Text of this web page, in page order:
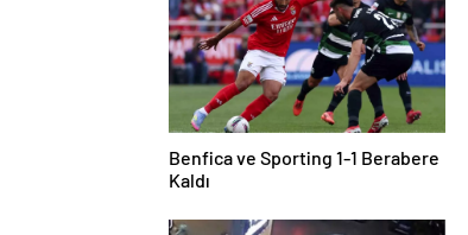
Benfica ve Sporting 1-1 Berabere
Kaldı